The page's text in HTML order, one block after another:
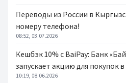
Переводы из России в
номеру телефона!
08:52, 03.07.2026
Кешбэк 10% с BaiPay: Банк
запускает акцию для покупок
10:19, 08.06.2026